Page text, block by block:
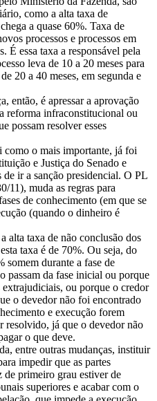
como a alta taxa de
a quase 60%. Taxa de
processos e processos em
É essa taxa a responsável pela
leva de 10 a 20 meses para
20 a 40 meses, em segunda e
então, é apressar a aprovação
reforma infraconstitucional ou
possam resolver esses
o mais importante, já foi
e Justiça do Senado e
ir a sanção presidencial. O PL
11), muda as regras para
de conhecimento (em que se
(quando o dinheiro é
alta taxa de não conclusão dos
taxa é de 70%. Ou seja, do
somem durante a fase de
passam da fase inicial ou porque
ou porque o credor
o devedor não foi encontrado
e execução forem
resolvido, já que o devedor não
o que deve.
entre outras mudanças, instituir
impedir que as partes
de primeiro grau estiver de
superiores e acabar com o